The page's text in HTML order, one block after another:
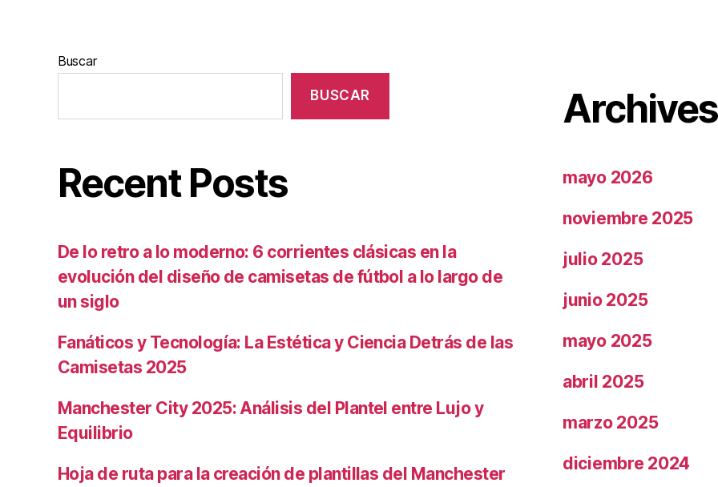
Buscar
BUSCAR
Recent Posts
De lo retro a lo moderno: 6 corrientes clásicas en la
evolución del diseño de camisetas de fútbol a lo largo de
un siglo
Fanáticos y Tecnología: La Estética y Ciencia Detrás de las
Camisetas 2025
Manchester City 2025: Análisis del Plantel entre Lujo y
Equilibrio
Hoja de ruta para la creación de plantillas del Manchester
Archives
mayo 2026
noviembre 2025
julio 2025
junio 2025
mayo 2025
abril 2025
marzo 2025
diciembre 2024